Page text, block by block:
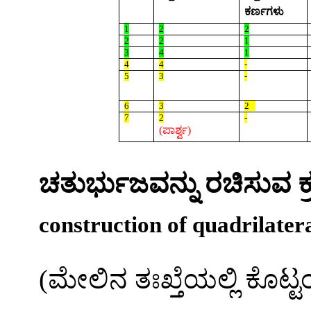
ಕರ್ಣಗಳು
1 2
2
2
2
1
3
4
1
4
4
-
5
3 -
6 3
2
7
2
(ಪಾರ್ಶ್ವ)
-
ಚತುರ್ಭುಜವನ್ನು ರಚಿಸುವ
construction of
(ಮೇಲಿನ ತಃಖ್ತೆಯಲ್ಲಿ